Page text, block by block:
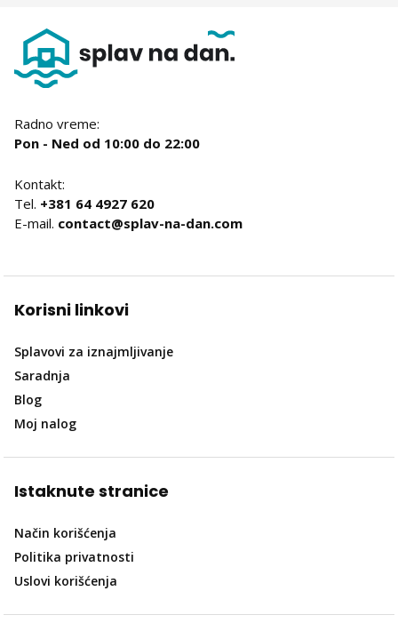
Radno vreme:
Pon - Ned od 10:00 do 22:00
Kontakt:
Tel. +381 64 4927 620
E-mail. contact@splav-na-dan.com
Korisni linkovi
Splavovi za iznajmljivanje
Saradnja
Blog
Moj nalog
Istaknute stranice
Način korišćenja
Politika privatnosti
Uslovi korišćenja